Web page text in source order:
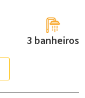
3 banheiros